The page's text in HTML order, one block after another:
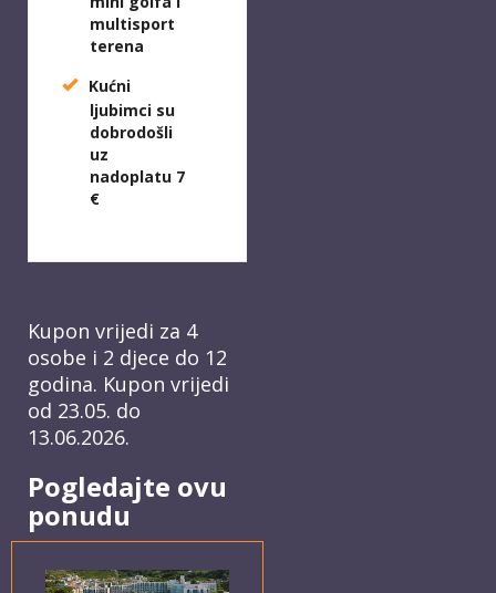
multisport
terena
Kućni
ljubimci su
dobrodošli
uz
nadoplatu 7
€
Kupon vrijedi za 4
osobe i 2 djece do 12
godina. Kupon vrijedi
od 23.05. do
13.06.2026.
Pogledajte ovu
ponudu